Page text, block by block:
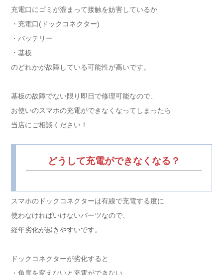
充電口にゴミが溜まって接触を妨害しているか
・充電口(ドックコネクター)
・バッテリー
・基板
のどれかが故障している可能性が高いです。
基板の故障でない限り即日で修理可能なので、
お使いのスマホの充電ができなくなってしまったら
当店にご相談ください！
どうして充電ができなくなる？
スマホのドックコネクターは有線で充電する度に
使わなければいけないパーツなので、
経年劣化が起きやすいです。
ドックコネクターが劣化すると
・角度を変えないと充電ができない